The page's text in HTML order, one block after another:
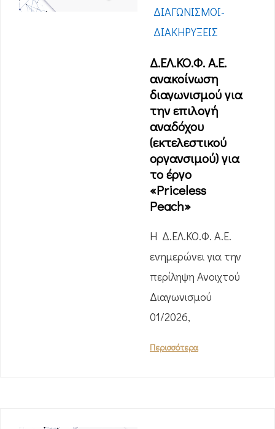
ΔΙΑΓΩΝΙΣΜΟΊ-
ΔΙΑΚΗΡΎΞΕΙΣ
Δ.ΕΛ.ΚΟ.Φ. Α.Ε.
ανακοίνωση
διαγωνισμού για
την επιλογή
αναδόχου
(εκτελεστικού
οργανσιμού) για
το έργο
«Priceless
Peach»
Η Δ.ΕΛ.ΚΟ.Φ. Α.Ε.
ενημερώνει για την
περίληψη Ανοιχτού
Διαγωνισμού
01/2026,
Περισσότερα